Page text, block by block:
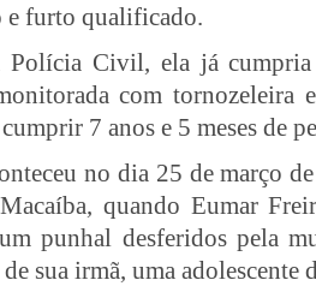
furto qualificado.
Polícia Civil, ela já cumpria
com tornozeleira
7 anos e 5 meses de
no dia 25 de março
quando Eumar
punhal desferidos pela
sua irmã, uma adolescente